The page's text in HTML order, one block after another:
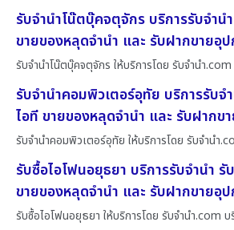
รับจำนำโน๊ตบุ๊คจตุจักร บริการรับจำ
ขายของหลุดจำนำ และ รับฝากขายอุ
รับจำนำโน๊ตบุ๊คจตุจักร ให้บริการโดย รับจํานํา
รับจำนำคอมพิวเตอร์อุทัย บริการรับ
ไอที ขายของหลุดจำนำ และ รับฝากข
รับจำนำคอมพิวเตอร์อุทัย ให้บริการโดย รับจํานํา
รับซื้อไอโฟนอยุธยา บริการรับจำนำ
ขายของหลุดจำนำ และ รับฝากขายอุ
รับซื้อไอโฟนอยุธยา ให้บริการโดย รับจํานํา.com